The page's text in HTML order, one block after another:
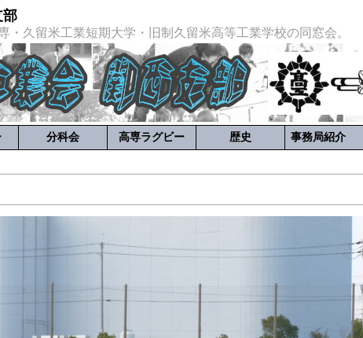
部
・久留米工業短期大学・旧制久留米高等工業学校の同窓会。
分科会 高専ラグビー 歴史 事務局紹介